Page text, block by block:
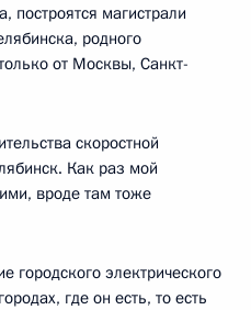
построятся магистрали
родного
от Москвы, Санкт-
скоростной
Как раз мой
вроде там тоже
городского электрического
где он есть, то есть